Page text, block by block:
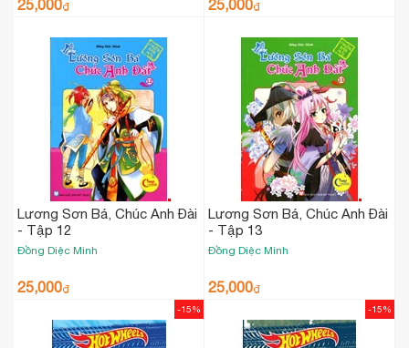
25,000₫ 25,000₫
Lương Sơn Bá, Chúc Anh Đài
- Tập 12
Đồng Diệc Minh
25,000₫
Lương Sơn Bá, Chúc Anh Đài
- Tập 13
Đồng Diệc Minh
25,000₫
-15% -15%